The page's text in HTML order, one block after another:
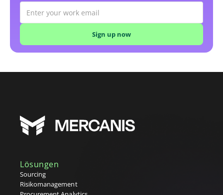
L
Leistungsbeschreibung (SoW)
N
P
Preisliste
Lösungen
Sourcing
Risikomanagement